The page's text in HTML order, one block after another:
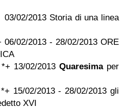
Storia di una linea
- 28/02/2013 ORE
02/2013Quaresimaper
- 28/02/2013 gli
XVI